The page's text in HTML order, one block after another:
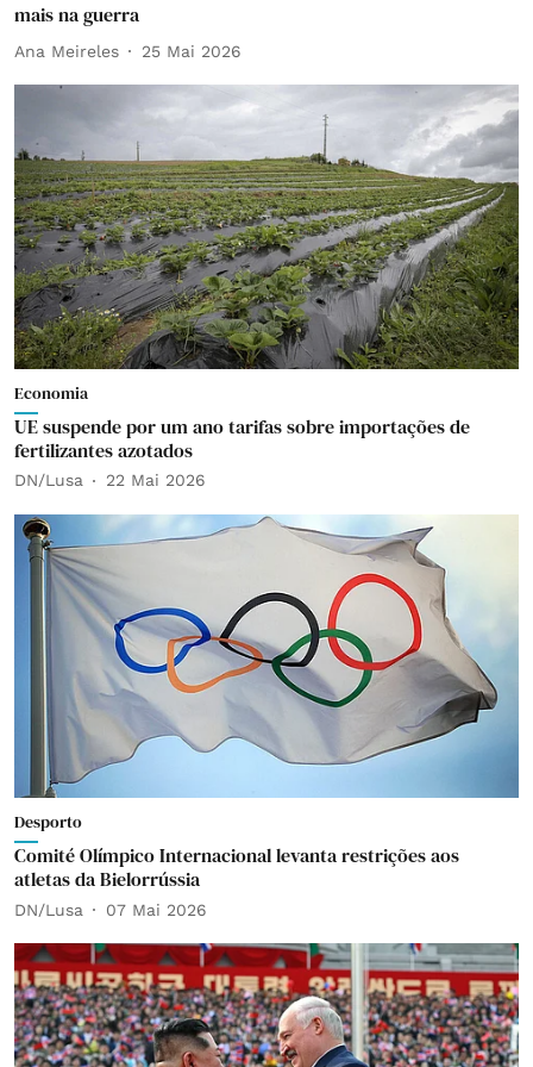
mais na guerra
Ana Meireles 25 Mai 2026
Economia
UE suspende por um ano tarifas sobre importações de
fertilizantes azotados
DN/Lusa 22 Mai 2026
Desporto
Comité Olímpico Internacional levanta restrições aos
atletas da Bielorrússia
DN/Lusa 07 Mai 2026